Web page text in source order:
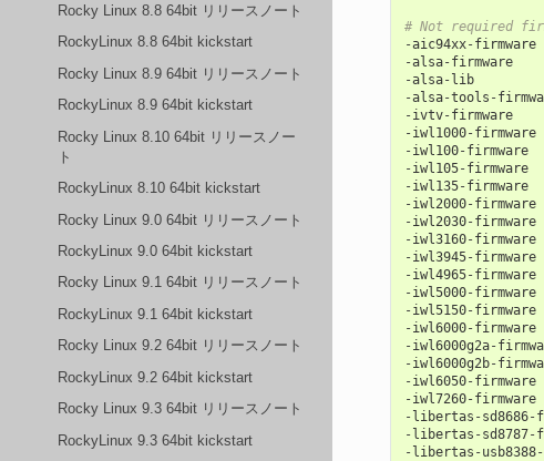
Rocky Linux 8.8 64bit リリースノート
RockyLinux 8.8 64bit kickstart
Rocky Linux 8.9 64bit リリースノート
RockyLinux 8.9 64bit kickstart
Rocky Linux 8.10 64bit リリースノー
ト
RockyLinux 8.10 64bit kickstart
Rocky Linux 9.0 64bit リリースノート
RockyLinux 9.0 64bit kickstart
Rocky Linux 9.1 64bit リリースノート
RockyLinux 9.1 64bit kickstart
Rocky Linux 9.2 64bit リリースノート
RockyLinux 9.2 64bit kickstart
Rocky Linux 9.3 64bit リリースノート
RockyLinux 9.3 64bit kickstart
# Not required
-aic94xx-firmware
-alsa-firmware
-alsa-lib
-alsa-tools -
-ivtv-firmware
-iwl1000-firmware
-iwl100-firmware
-iwl105-firmware
-iwl135-firmware
-iwl2000-firmware
-iwl2030-firmware
-iwl3160-firmware
-iwl3945-firmware
-iwl4965-firmware
-iwl5000-firmware
-iwl5150-firmware
-iwl6000-firmware
-iwl6000g2a-
-iwl6000g2b-
-iwl6050-firmware
-iwl7260-firmware
-libertas -sd8686-
-libertas -sd8787-
-libertas -usb8388-